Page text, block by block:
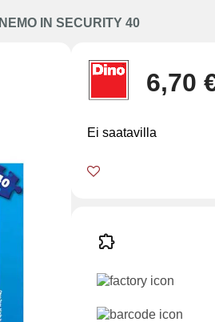
NEMO IN SECURITY 40
6,70
Ei saatavilla